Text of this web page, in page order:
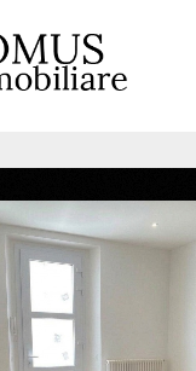
VENDITE